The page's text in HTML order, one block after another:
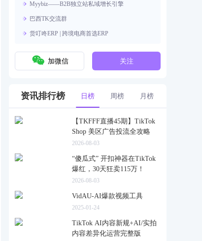
Myybiz——B2B独立站私域增长引擎
巴西TK交流群
货叮咚ERP | 跨境电商首选ERP
加微信 关注
资讯排行榜 日榜 周榜 月榜
【TKFFF直播45期】TikTok
Shop 美区广告投流全攻略
2026-08-03
“傻瓜式” 开扣神器在TikTok
爆红，30天狂卖115万！
2026-08-03
VidAU-AI爆款视频工具
2025-01-24
TikTok AI内容新规+AI/实拍
内容差异化运营完整版